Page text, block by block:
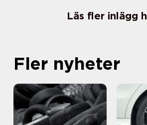
Läs fler inlägg
Fler nyheter